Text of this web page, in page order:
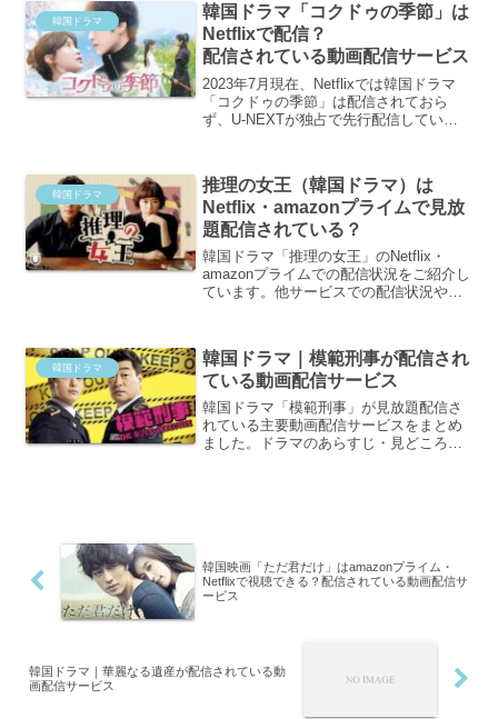
韓国ドラマ
韓国ドラマ「コクドゥの季節」は
Netflixで配信？
配信されている動画配信サービス
2023年7月現在、Netflixでは韓国ドラマ
「コクドゥの季節」は配信されておら
ず、U-NEXTが独占で先行配信していま
U-NEXTでは、無料トライアルに登録す
ると、600円相当のポイントがもれなく貰
えるため、「コクドゥの季節」数話を視
聴することが可能です。
韓国ドラマ
推理の女王（韓国ドラマ）は
Netflix・amazonプライムで見放
題配信されている？
韓国ドラマ「推理の女王」のNetflix・
amazonプライムでの配信状況をご紹介し
ています。他サービスでの配信状況や、
韓国ドラマ
韓国ドラマ｜模範刑事が配信され
ている動画配信サービス
韓国ドラマ「模範刑事」が見放題配信さ
れている主要動画配信サービスをまとめ
ました。ドラマのあらすじ・見どころ
韓国映画「ただ君だけ」はamazonプライム・
Netflixで視聴できる？配信されている動画配信サ
ービス
韓国ドラマ｜華麗なる遺産が配信されている動
画配信サービス